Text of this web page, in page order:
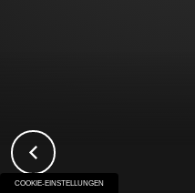
COOKIE-EINSTELLUNGEN